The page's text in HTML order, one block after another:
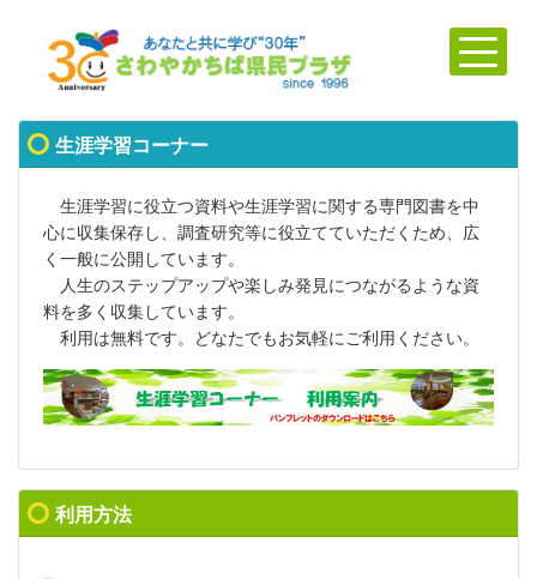
生涯学習コーナー
生涯学習に役立つ資料や生涯学習に関する専門図書を中
心に収集保存し、調査研究等に役立てていただくため、広
く一般に公開しています。
人生のステップアップや楽しみ発見につながるような資
料を多く収集しています。
利用は無料です。どなたでもお気軽にご利用ください。
利用方法